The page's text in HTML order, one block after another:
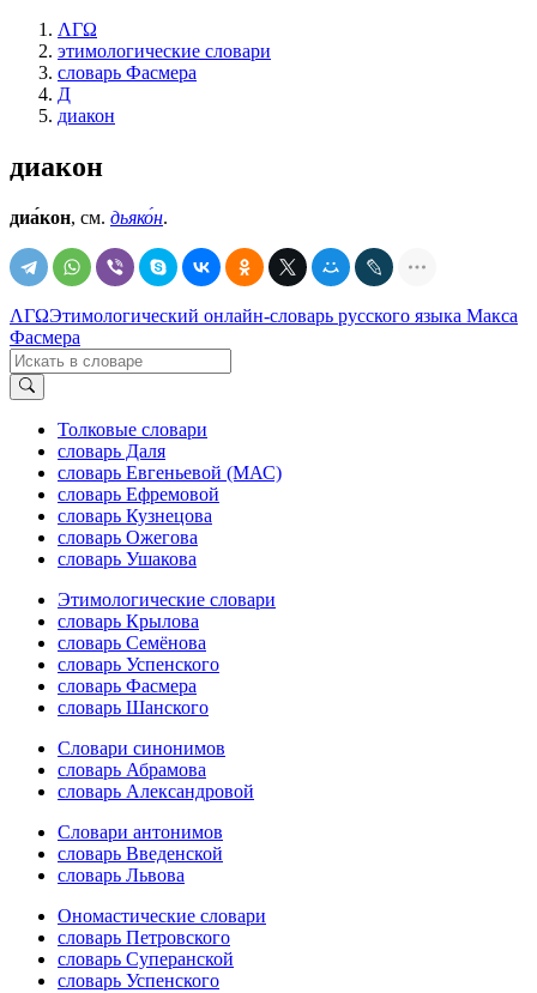
ΛΓΩ
этимологические словари
словарь Фасмера
Д
диакон
диакон
диа́кон, см. дьяко́н.
ΛΓΩЭтимологический онлайн-словарь русского языка Макса
Фасмера
Толковые словари
словарь Даля
словарь Евгеньевой (МАС)
словарь Ефремовой
словарь Кузнецова
словарь Ожегова
словарь Ушакова
Этимологические словари
словарь Крылова
словарь Семёнова
словарь Успенского
словарь Фасмера
словарь Шанского
Словари синонимов
словарь Абрамова
словарь Александровой
Словари антонимов
словарь Введенской
словарь Львова
Ономастические словари
словарь Петровского
словарь Суперанской
словарь Успенского